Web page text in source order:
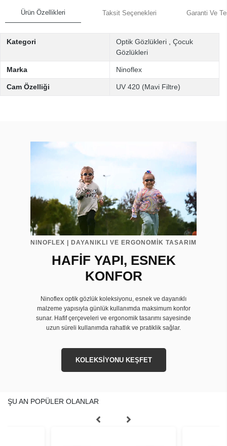
Ürün Özellikleri Taksit Seçenekleri Garanti Ve
Kategori Optik Gözlükleri
Çocuk
Gözlükleri
Marka Ninoflex
Cam Özelliği UV 420 (Mavi Filtre)
NINOFLEX | DAYANIKLI VE ERGONOMİK TASARIM
HAFİF YAPI, ESNEK
KONFOR
Ninoflex optik gözlük koleksiyonu, esnek ve dayanıklı
malzeme yapısıyla günlük kullanımda maksimum konfor
sunar. Hafif çerçeveleri ve ergonomik tasarımı sayesinde
uzun süreli kullanımda rahatlık ve pratiklik sağlar.
KOLEKSİYONU KEŞFET
ŞU AN POPÜLER OLANLAR